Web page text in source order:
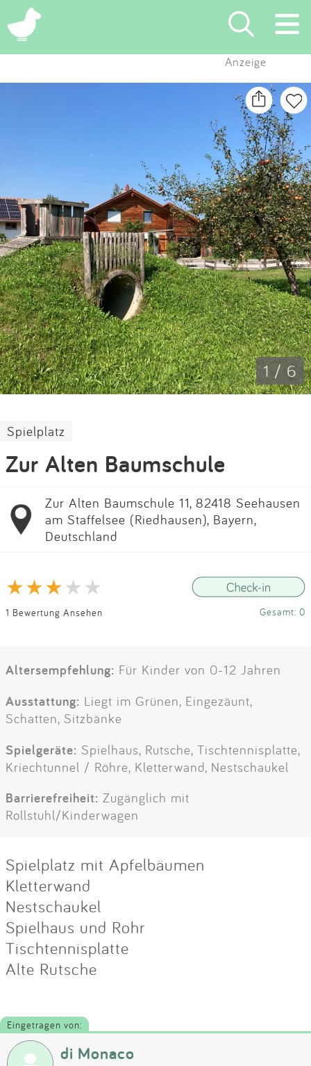
×
Suchen
App
Blog
Partner
Kontakt
Impressum
Anmelden
Anzeige
1 / 6
Spielplatz
Zur Alten Baumschule
Zur Alten Baumschule 11, 82418 Seehausen
am Staffelsee (Riedhausen), Bayern,
Deutschland
1 Bewertung Ansehen Gesamt: 0
Altersempfehlung: Für Kinder von 0-12 Jahren
Ausstattung: Liegt im Grünen, Eingezäunt,
Schatten, Sitzbänke
Spielgeräte: Spielhaus, Rutsche, Tischtennisplatte,
Kriechtunnel / Röhre, Kletterwand, Nestschaukel
Barrierefreiheit: Zugänglich mit
Rollstuhl/Kinderwagen
Spielplatz mit Apfelbäumen
Kletterwand
Nestschaukel
Spielhaus und Rohr
Tischtennisplatte
Alte Rutsche
Eingetragen von:
di Monaco